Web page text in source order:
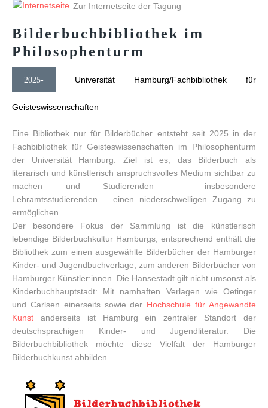
Zur Internetseite der Tagung
Bilderbuchbibliothek im
Philosophenturm
2025- Universität Hamburg/Fachbibliothek für
Geisteswissenschaften
Eine Bibliothek nur für Bilderbücher entsteht seit 2025 in der
Fachbibliothek für Geisteswissenschaften im Philosophenturm
der Universität Hamburg. Ziel ist es, das Bilderbuch als
literarisch und künstlerisch anspruchsvolles Medium sichtbar zu
machen und Studierenden – insbesondere
Lehramtsstudierenden – einen niederschwelligen Zugang zu
ermöglichen.
Der besondere Fokus der Sammlung ist die künstlerisch
lebendige Bilderbuchkultur Hamburgs; entsprechend enthält die
Bibliothek zum einen ausgewählte Bilderbücher der Hamburger
Kinder- und Jugendbuchverlage, zum anderen Bilderbücher von
Hamburger Künstler:innen. Die Hansestadt gilt nicht umsonst als
Kinderbuchhauptstadt: Mit namhaften Verlagen wie Oetinger
und Carlsen einerseits sowie der Hochschule für Angewandte
Kunst anderseits ist Hamburg ein zentraler Standort der
deutschsprachigen Kinder- und Jugendliteratur. Die
Bilderbuchbibliothek möchte diese Vielfalt der Hamburger
Bilderbuchkunst abbilden.